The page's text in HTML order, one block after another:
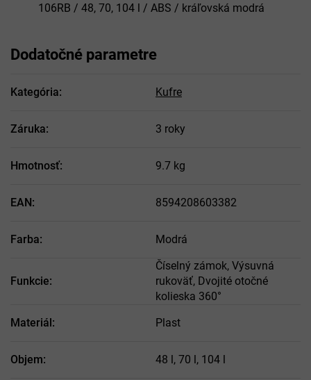
106RB / 48, 70, 104 l / ABS / kráľovská modrá
Dodatočné parametre
Kategória: Kufre
Záruka: 3 roky
Hmotnosť: 9.7 kg
EAN: 8594208603382
Farba: Modrá
Funkcie:
Číselný zámok, Výsuvná
rukoväť, Dvojité otočné
kolieska 360°
Materiál: Plast
Objem: 48 l, 70 l, 104 l